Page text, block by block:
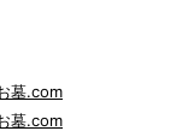
墓.com
墓.com